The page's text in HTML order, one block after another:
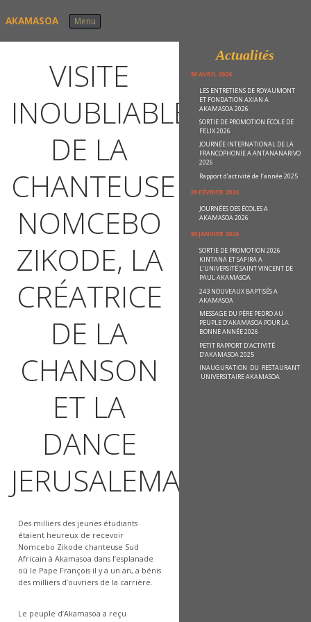
AKAMASOA Menu
VISITE
INOUBLIABLE
DE LA
CHANTEUSE
NOMCEBO
ZIKODE, LA
CRÉATRICE
DE LA
CHANSON
ET LA
DANCE
JERUSALEMA.
Des milliers des jeunes étudiants
étaient heureux de recevoir
Nomcebo Zikode chanteuse Sud
Africain à Akamasoa dans l’esplanade
où le Pape François il y a un an, a bénis
des milliers d’ouvriers de la carrière.
Le peuple d’Akamasoa a reçu
Actualités
30 AVRIL 2026
LES ENTRETIENS DE ROYAUMONT
ET FONDATION AXIAN A
AKAMASOA 2026
SORTIE DE PROMOTION ÉCOLE DE
FELIX 2026
JOURNÉE INTERNATIONAL DE LA
FRANCOPHONIE A ANTANANARIVO
2026
Rapport d’activité de l’année 2025
20 FÉVRIER 2026
JOURNÉES DES ÉCOLES A
AKAMASOA 2026
30 JANVIER 2026
SORTIE DE PROMOTION 2026
KINTANA ET SAFIRA A
L’UNIVERSITÉ SAINT VINCENT DE
PAUL AKAMASOA
243 NOUVEAUX BAPTISÉS A
AKAMASOA
MESSAGE DU PÈRE PEDRO AU
PEUPLE D’AKAMASOA POUR LA
BONNE ANNÉE 2026
PETIT RAPPORT D’ACTIVITÉ
D’AKAMASOA 2025
INAUGURATION DU RESTAURANT
UNIVERSITAIRE AKAMASOA